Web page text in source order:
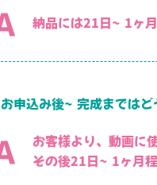
納品には21日～1ヶ
お申込み後～完成までは
お客様より、動画に
その後21日～1ヶ月